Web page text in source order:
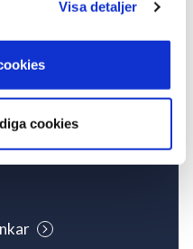
Visa detaljer
cookies
Kom